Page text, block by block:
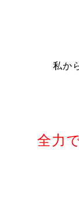
私か
全力